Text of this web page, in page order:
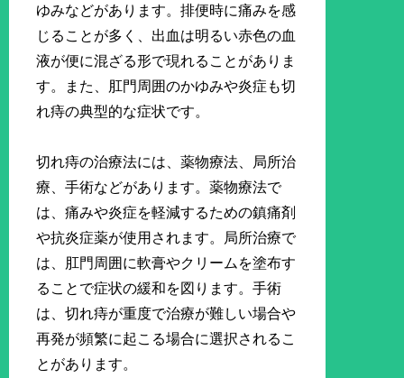
ゆみなどがあります。排便時に痛みを感
じることが多く、出血は明るい赤色の血
液が便に混ざる形で現れることがありま
す。また、肛門周囲のかゆみや炎症も切
れ痔の典型的な症状です。
切れ痔の治療法には、薬物療法、局所治
療、手術などがあります。薬物療法で
は、痛みや炎症を軽減するための鎮痛剤
や抗炎症薬が使用されます。局所治療で
は、肛門周囲に軟膏やクリームを塗布す
ることで症状の緩和を図ります。手術
は、切れ痔が重度で治療が難しい場合や
再発が頻繁に起こる場合に選択されるこ
とがあります。